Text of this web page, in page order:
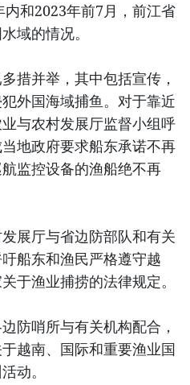
和2023年前7月，前江省
域的情况。
措并举，其中包括宣传，
外国海域捕鱼。对于靠近
与农村发展厅监督小组呼
地政府要求船东承诺不再
监控设备的渔船绝不再
展厅与省边防部队和有关
船东和渔民严格遵守越
于渔业捕捞的法律规定。
防哨所与有关机构配合，
越南、国际和重要渔业国
动。